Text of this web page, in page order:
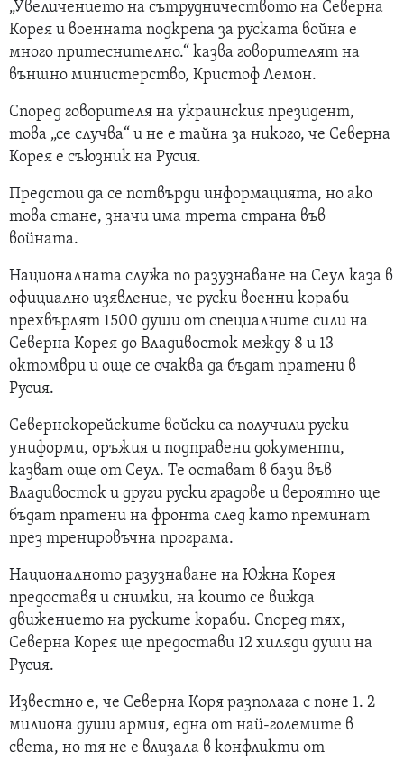
„Увеличението на сътрудничеството на Северна
Корея и военната подкрепа за руската война е
много притеснително.“ казва говорителят на
външно министерство, Кристоф Лемон.
Според говорителя на украинския президент,
това „се случва“ и не е тайна за никого, че Северна
Корея е съюзник на Русия.
Предстои да се потвърди информацията, но ако
това стане, значи има трета страна във
войната.
Националната служа по разузнаване на Сеул каза в
официално изявление, че руски военни кораби
прехвърлят 1500 души от специалните сили на
Северна Корея до Владивосток между 8 и 13
октомври и още се очаква да бъдат пратени в
Русия.
Севернокорейските войски са получили руски
униформи, оръжия и подправени документи,
казват още от Сеул. Те остават в бази във
Владивосток и други руски градове и вероятно ще
бъдат пратени на фронта след като преминат
през тренировъчна програма.
Националното разузнаване на Южна Корея
предоставя и снимки, на които се вижда
движението на руските кораби. Според тях,
Северна Корея ще предостави 12 хиляди души на
Русия.
Известно е, че Северна Коря разполага с поне 1. 2
милиона души армия, една от най-големите в
света, но тя не е влизала в конфликти от